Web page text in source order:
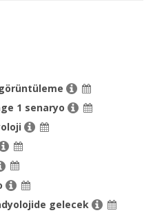
1 senaryo
gelecek